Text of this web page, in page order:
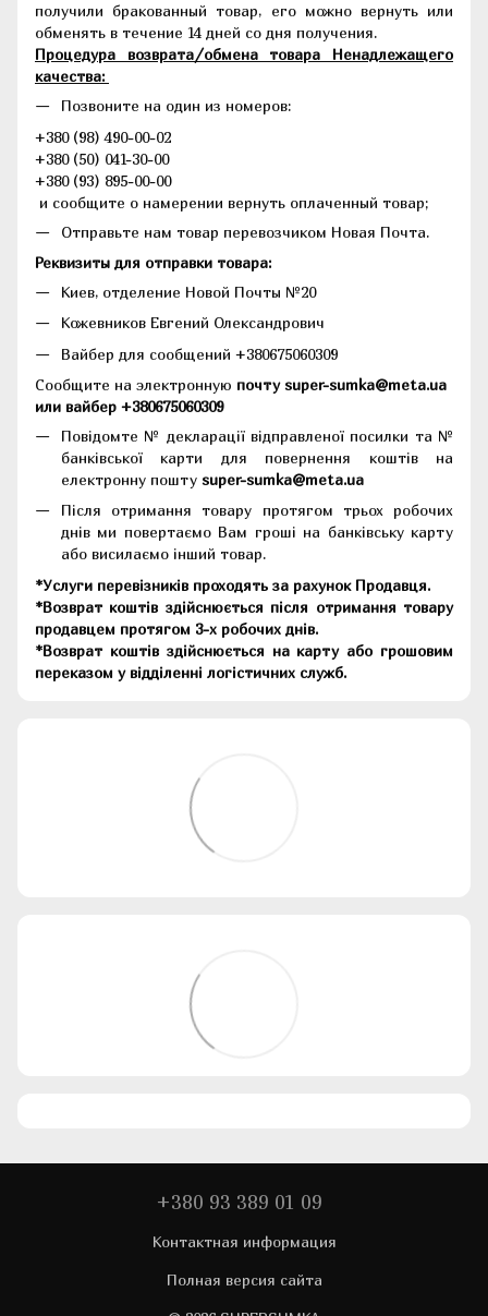
получили бракованный товар, его можно вернуть или
обменять в течение 14 дней со дня получения.
Процедура возврата/обмена товара Ненадлежащего
качества:
Позвоните на один из номеров:
+380 (98) 490-00-02
+380 (50) 041-30-00
+380 (93) 895-00-00
и сообщите о намерении вернуть оплаченный товар;
Отправьте нам товар перевозчиком Новая Почта.
Реквизиты для отправки товара:
Киев, отделение Новой Почты №20
Кожевников Евгений Олександрович
Вайбер для сообщений +380675060309
Сообщите на электронную почту super-sumka@meta.ua
или вайбер +380675060309
Повідомте № декларації відправленої посилки та №
банківської карти для повернення коштів на
електронну пошту super-sumka@meta.ua
Після отримання товару протягом трьох робочих
днів ми повертаємо Вам гроші на банківську карту
або висилаємо інший товар.
*Услуги перевізників проходять за рахунок Продавця.
*Возврат коштів здійснюється після отримання товару
продавцем протягом 3-х робочих днів.
*Возврат коштів здійснюється на карту або грошовим
переказом у відділенні логістичних служб.
+380 93 389 01 09
Контактная информация
Полная версия сайта